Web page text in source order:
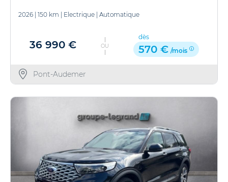
2026 150 km Electrique Automatique
36 990 € OU
dès
570 € /mois
Pont-Audemer